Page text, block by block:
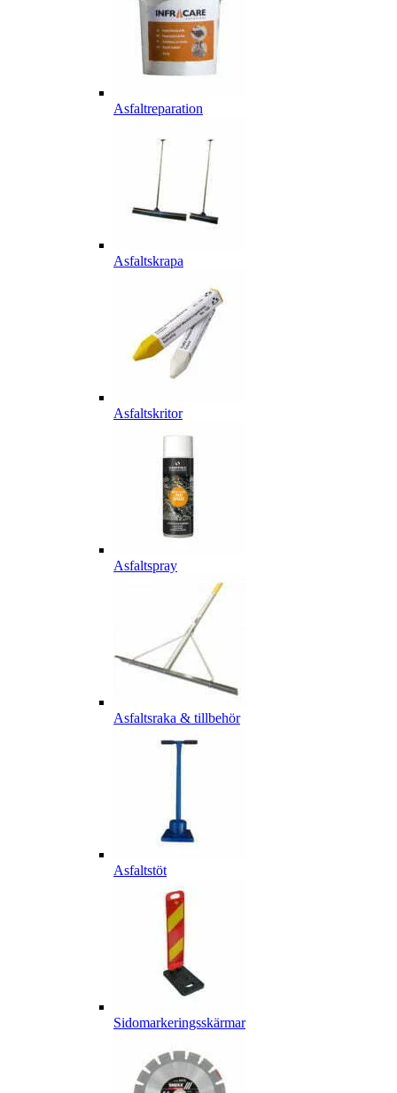
Asfaltreparation
Asfaltskrapa
Asfaltskritor
Asfaltspray
Asfaltsraka & tillbehör
Asfaltstöt
Sidomarkeringsskärmar